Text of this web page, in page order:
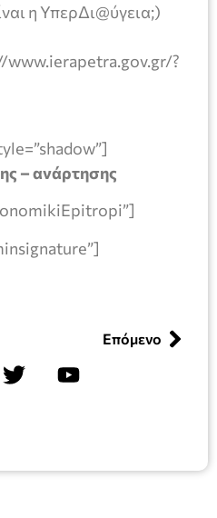
η ΥπερΔι@ύγεια;)
?
– ανάρτησης
Επόμενο